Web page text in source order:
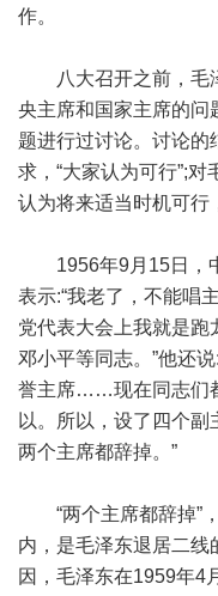
作。
八大召开之前，毛泽
央主席和国家主席的问
题进行过讨论。讨论的
求，“大家认为可行”;
认为将来适当时机可行
1956年9月15日，中
表示:“我老了，不能唱
党代表大会上我就是跑
邓小平等同志。”他还
誉主席……现在同志们
以。所以，设了四个
两个主席都辞掉。”
“两个主席都辞掉”，
内，是毛泽东退居二
因，毛泽东在1959年4